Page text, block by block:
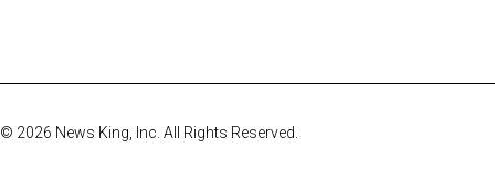
© 2026 News King, Inc. All Rights Reserved.